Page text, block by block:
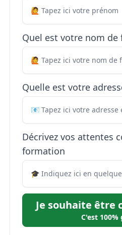
Quel est votre nom de
Quelle est votre
Décrivez vos attentes
formation
Je souhaite être
C'est